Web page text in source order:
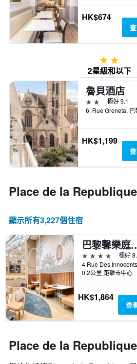
HK$674
2星級
2星級和以下
魯貝酒店
2星級
極好 9.1
6, Rue Greneta, 巴
HK$1,199
Place de la
顯示所有3,227​個住宿
巴黎馨
4星級
極好
0.2公里 距離市中心
HK$1,864
查
Place de la